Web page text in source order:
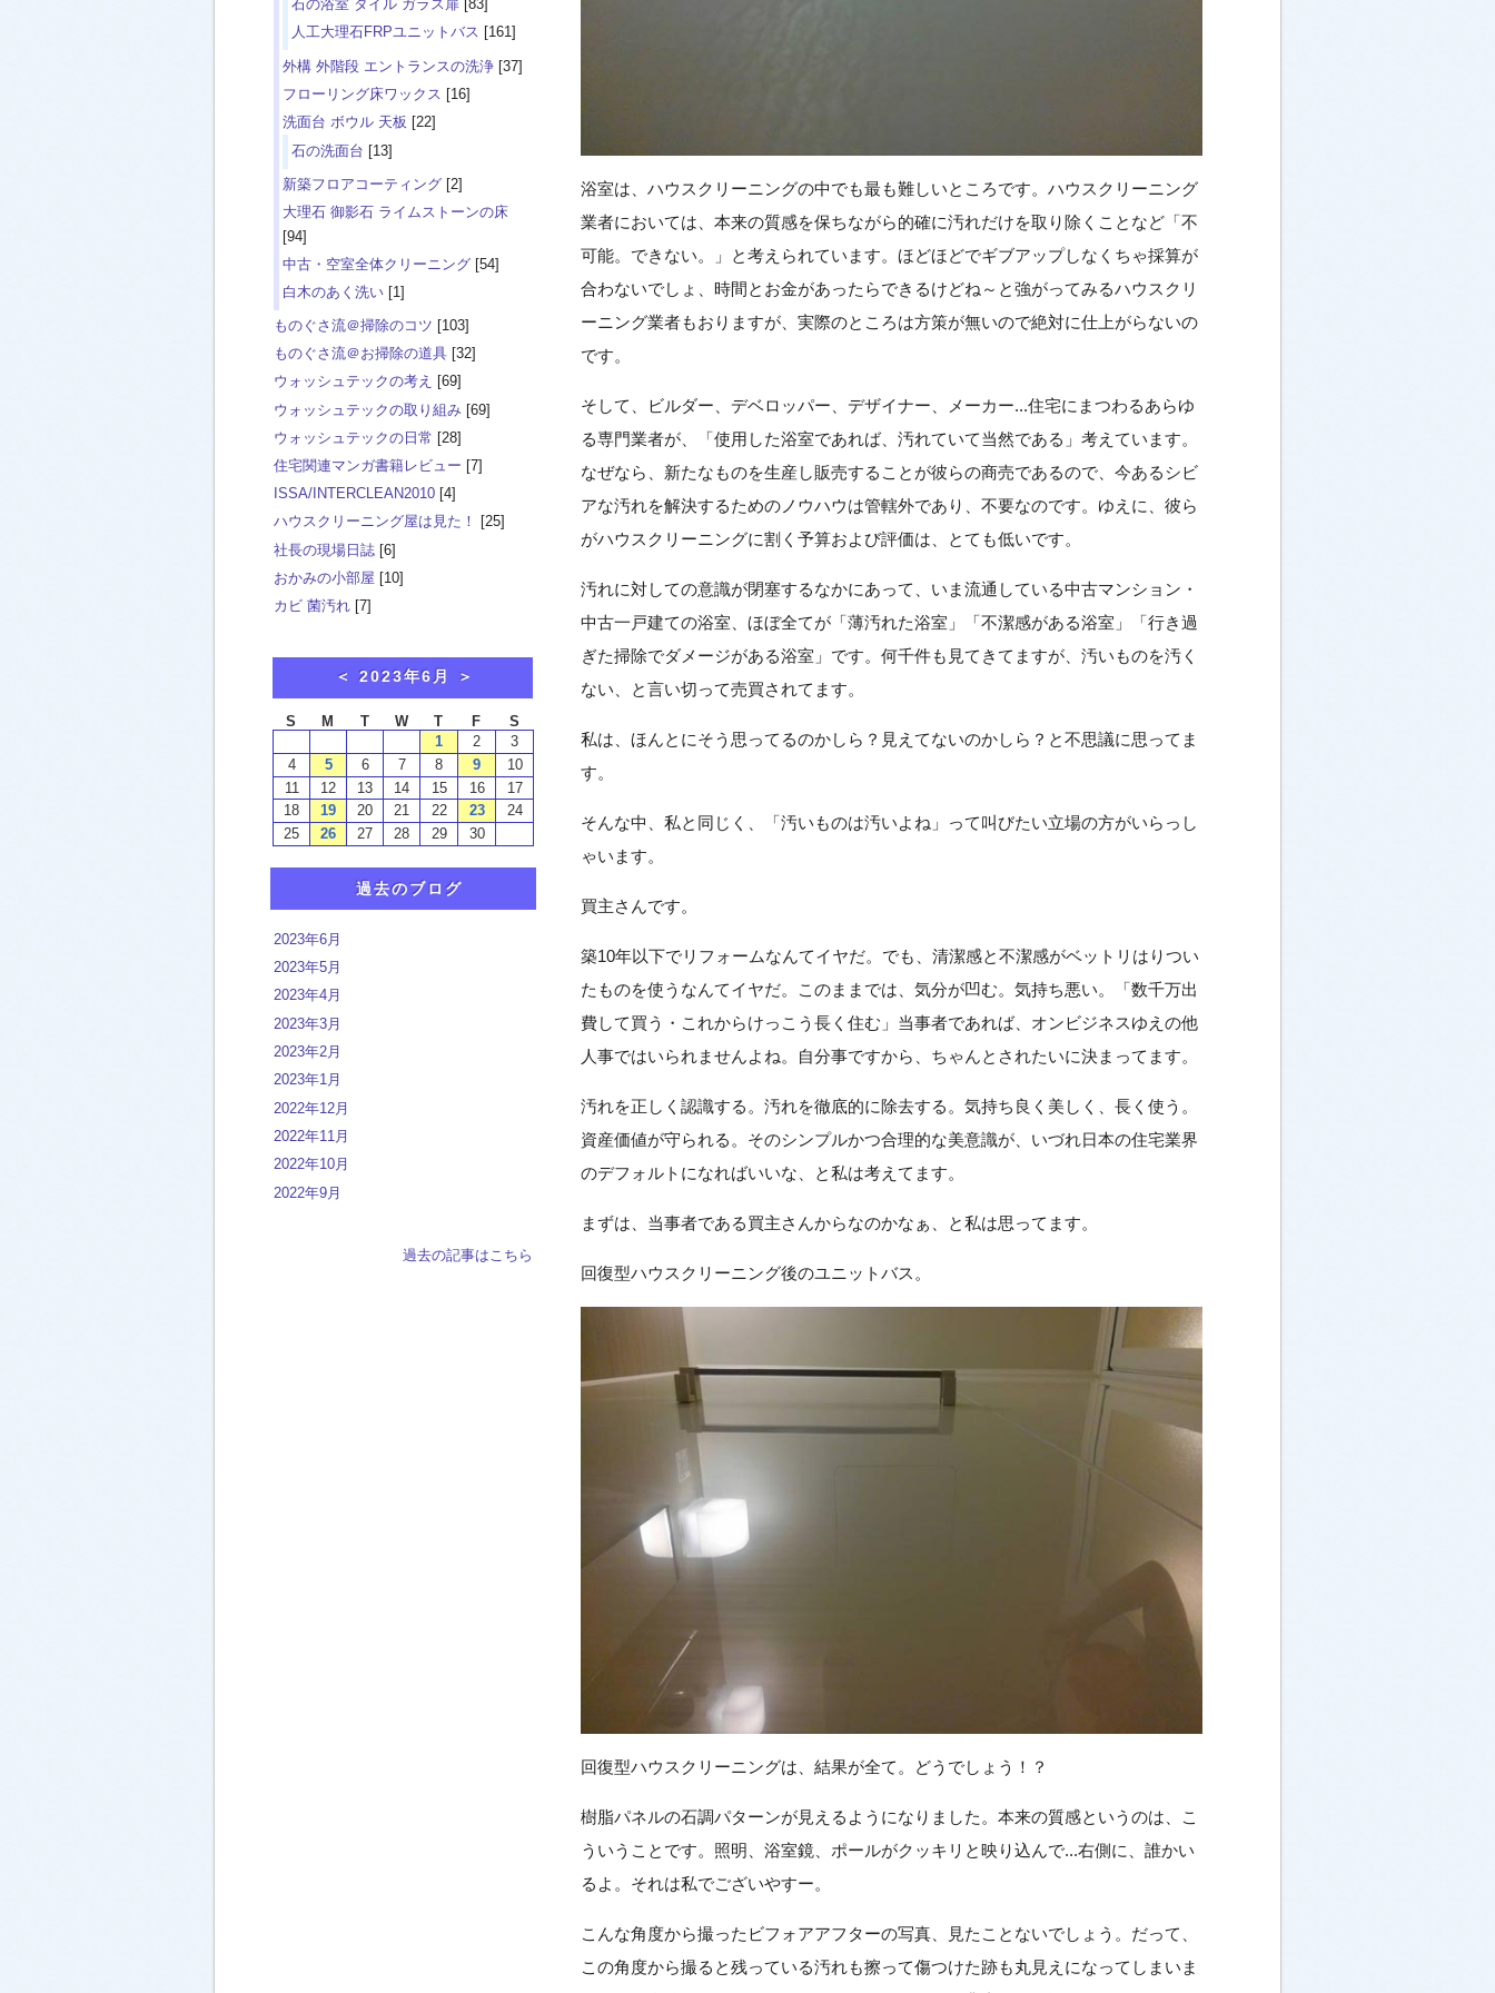
浴室は、ハウスクリーニングの中でも最も難しいところです。ハウスクリーニング
業者においては、本来の質感を保ちながら的確に汚れだけを取り除くことなど「不
可能。できない。」と考えられています。ほどほどでギブアップしなくちゃ採算が
合わないでしょ、時間とお金があったらできるけどね～と強がってみるハウスクリ
ーニング業者もおりますが、実際のところは方策が無いので絶対に仕上がらないの
です。
そして、ビルダー、デベロッパー、デザイナー、メーカー...住宅にまつわるあらゆ
る専門業者が、「使用した浴室であれば、汚れていて当然である」考えています。
なぜなら、新たなものを生産し販売することが彼らの商売であるので、今あるシビ
アな汚れを解決するためのノウハウは管轄外であり、不要なのです。ゆえに、彼ら
がハウスクリーニングに割く予算および評価は、とても低いです。
汚れに対しての意識が閉塞するなかにあって、いま流通している中古マンション・
中古一戸建ての浴室、ほぼ全てが「薄汚れた浴室」「不潔感がある浴室」「行き過
ぎた掃除でダメージがある浴室」です。何千件も見てきてますが、汚いものを汚く
ない、と言い切って売買されてます。
私は、ほんとにそう思ってるのかしら？見えてないのかしら？と不思議に思ってま
す。
そんな中、私と同じく、「汚いものは汚いよね」って叫びたい立場の方がいらっし
ゃいます。
買主さんです。
築10年以下でリフォームなんてイヤだ。でも、清潔感と不潔感がベットリはりつい
たものを使うなんてイヤだ。このままでは、気分が凹む。気持ち悪い。「数千万出
費して買う・これからけっこう長く住む」当事者であれば、オンビジネスゆえの他
人事ではいられませんよね。自分事ですから、ちゃんとされたいに決まってます。
汚れを正しく認識する。汚れを徹底的に除去する。気持ち良く美しく、長く使う。
資産価値が守られる。そのシンプルかつ合理的な美意識が、いづれ日本の住宅業界
のデフォルトになればいいな、と私は考えてます。
まずは、当事者である買主さんからなのかなぁ、と私は思ってます。
回復型ハウスクリーニング後のユニットバス。
回復型ハウスクリーニングは、結果が全て。どうでしょう！？
樹脂パネルの石調パターンが見えるようになりました。本来の質感というのは、こ
ういうことです。照明、浴室鏡、ポールがクッキリと映り込んで...右側に、誰かい
るよ。それは私でございやすー。
こんな角度から撮ったビフォアアフターの写真、見たことないでしょう。だって、
この角度から撮ると残っている汚れも擦って傷つけた跡も丸見えになってしまいま
石の浴室 タイル ガラス扉 [83]
人工大理石FRPユニットバス [161]
外構 外階段 エントランスの洗浄 [37]
フローリング床ワックス [16]
洗面台 ボウル 天板 [22]
石の洗面台 [13]
新築フロアコーティング [2]
大理石 御影石 ライムストーンの床
[94]
中古・空室全体クリーニング [54]
白木のあく洗い [1]
ものぐさ流＠掃除のコツ [103]
ものぐさ流＠お掃除の道具 [32]
ウォッシュテックの考え
[69]
ウォッシュテックの取り組み [69]
ウォッシュテックの日常 [28]
住宅関連マンガ書籍レビュー [7]
ISSA/INTERCLEAN2010 [4]
ハウスクリーニング屋は見た！
[25]
社長の現場日誌 [6]
おかみの小部屋 [10]
カビ 菌汚れ [7]
過去のブログ
2023年6月
2023年5月
2023年4月
2023年3月
2023年2月
2023年1月
2022年12月
2022年11月
2022年10月
2022年9月
過去の記事はこちら